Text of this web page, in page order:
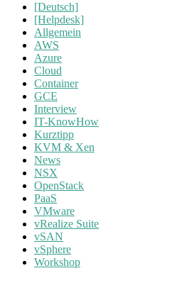
[Deutsch]
[Helpdesk]
Allgemein
AWS
Azure
Cloud
Container
GCE
Interview
IT-KnowHow
Kurztipp
KVM & Xen
News
NSX
OpenStack
PaaS
VMware
vRealize Suite
vSAN
vSphere
Workshop